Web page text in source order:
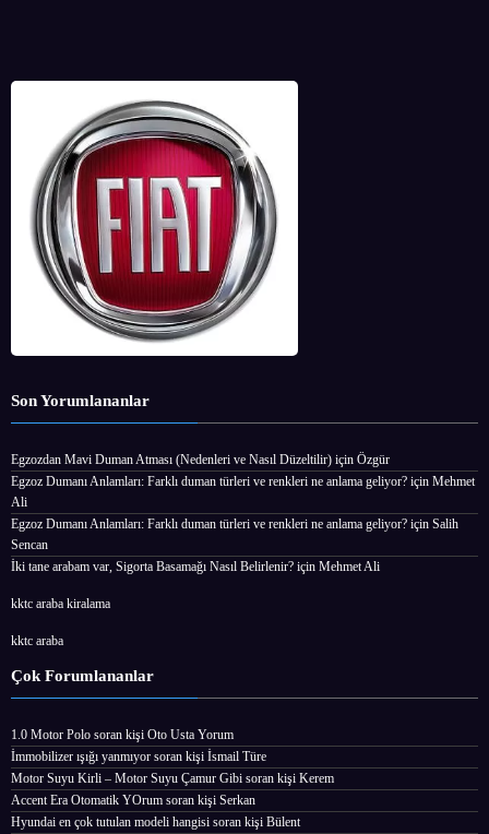
Son Yorumlananlar
Egzozdan Mavi Duman Atması (Nedenleri ve Nasıl Düzeltilir) için Özgür
Egzoz Dumanı Anlamları: Farklı duman türleri ve renkleri ne anlama geliyor? için Mehmet
Ali
Egzoz Dumanı Anlamları: Farklı duman türleri ve renkleri ne anlama geliyor? için Salih
Sencan
İki tane arabam var, Sigorta Basamağı Nasıl Belirlenir? için Mehmet Ali
kktc araba kiralama
kktc araba
Çok Forumlananlar
1.0 Motor Polo soran kişi Oto Usta Yorum
İmmobilizer ışığı yanmıyor soran kişi İsmail Türe
Motor Suyu Kirli – Motor Suyu Çamur Gibi soran kişi Kerem
Accent Era Otomatik YOrum soran kişi Serkan
Hyundai en çok tutulan modeli hangisi soran kişi Bülent